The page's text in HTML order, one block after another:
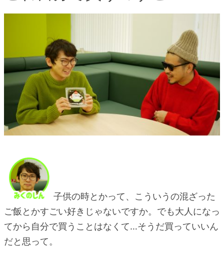
子供の時とかって、こういうの混ざった
ご飯とかすごい好きじゃないですか。でも大人になっ
てから自分で買うことはなくて…そうだ買っていいん
だと思って。